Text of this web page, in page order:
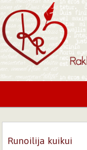
Runoilija kuikui